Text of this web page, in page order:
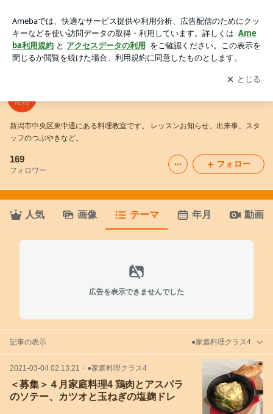
アプリをダウンロードして ブログの更新通知
を受け取りまし
ょう。
開く
新潟市中央区東中通にある料理教室です。 レッスンお知らせ、出来事、スタ
ッフのつぶやきなど。
169
フォロワー
フォロー
人気 画像 テーマ 年月 動画
広告を表示できませんでした
記事の表示 ●家庭料理クラス4
2021-03-04 02:13:21 ・ ●家庭料理クラス4
＜募集＞４月家庭料理4 鶏肉とアスパラ
のソテー、カツオと玉ねぎの塩麹ドレ